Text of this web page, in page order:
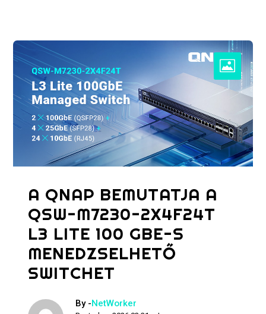
A QNAP BEMUTATJA A
QSW-M7230-2X4F24T
L3 LITE 100 GBE-S
MENEDZSELHETŐ
SWITCHET
By -NetWorker